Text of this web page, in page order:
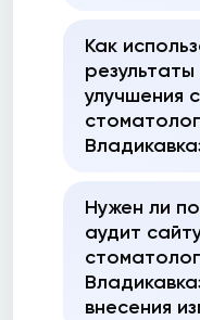
Как
улучшения
Нужен ли
аудит
внесения